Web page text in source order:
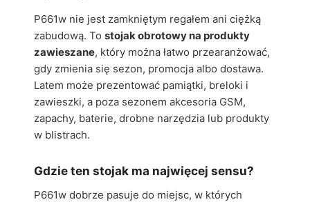
P661w nie jest zamkniętym regałem ani ciężką
zabudową. To stojak obrotowy na produkty
zawieszane, który można łatwo przearanżować,
gdy zmienia się sezon, promocja albo dostawa.
Latem może prezentować pamiątki, breloki i
zawieszki, a poza sezonem akcesoria GSM,
zapachy, baterie, drobne narzędzia lub produkty
w blistrach.
Gdzie ten stojak ma najwięcej sensu?
P661w dobrze pasuje do miejsc, w których